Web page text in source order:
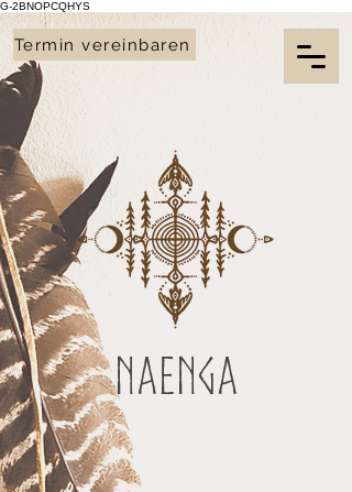
G-2BNOPCQHYS
Naenga
Termin vereinbaren